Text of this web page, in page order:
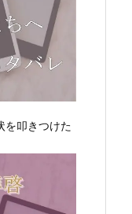
を叩きつけた